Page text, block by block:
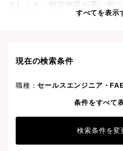
ましょう。想定年収が高い順
すべてを表示
現在の検索条件
職種：セールスエンジニア・
条件をすべて
検索条件を変